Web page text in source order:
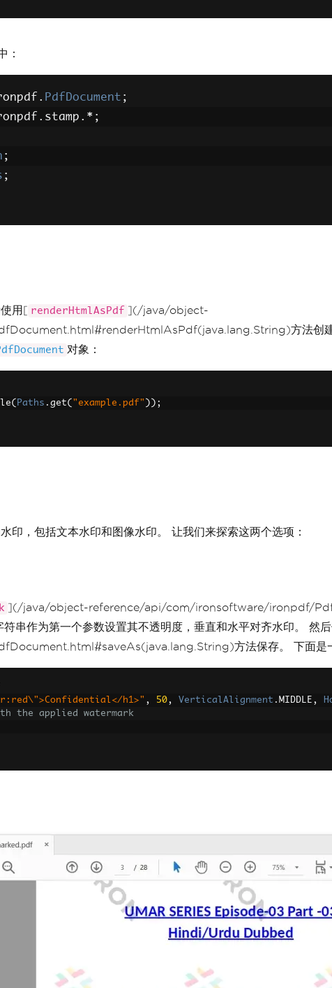
：
. PdfDocument ;
. stamp .*;
;
;
用[ renderHtmlAsPdf ](/java/object-
方法创建
对象：
( Paths . get( "example.pdf" ));
，包括文本水印和图像水印。 让我们来探索这两个选项：
](/java/object-reference/api/com/ironsoftware/ironpdf/
串作为第一个参数设置其不透明度，垂直和水平对齐水印。 然
方法保存。 下面是
h1>" , 50, VerticalAlignment . MIDDLE ,
the applied watermark